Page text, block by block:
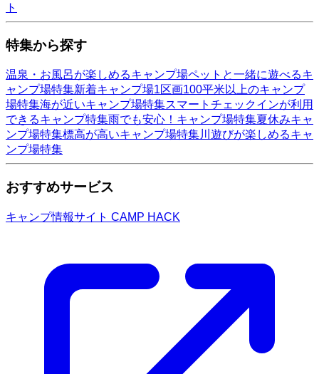
ト
特集から探す
温泉・お風呂が楽しめるキャンプ場ペットと一緒に遊べるキ
ャンプ場特集新着キャンプ場1区画100平米以上のキャンプ
場特集海が近いキャンプ場特集スマートチェックインが利用
できるキャンプ特集雨でも安心！キャンプ場特集夏休みキャ
ンプ場特集標高が高いキャンプ場特集川遊びが楽しめるキャ
ンプ場特集
おすすめサービス
キャンプ情報サイト CAMP HACK